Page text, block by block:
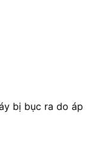
bị bục ra do áp